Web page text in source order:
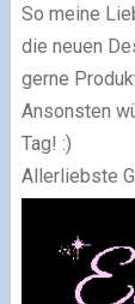
So meine
die neuen
gerne
Ansonsten
Tag! :)
Allerliebste